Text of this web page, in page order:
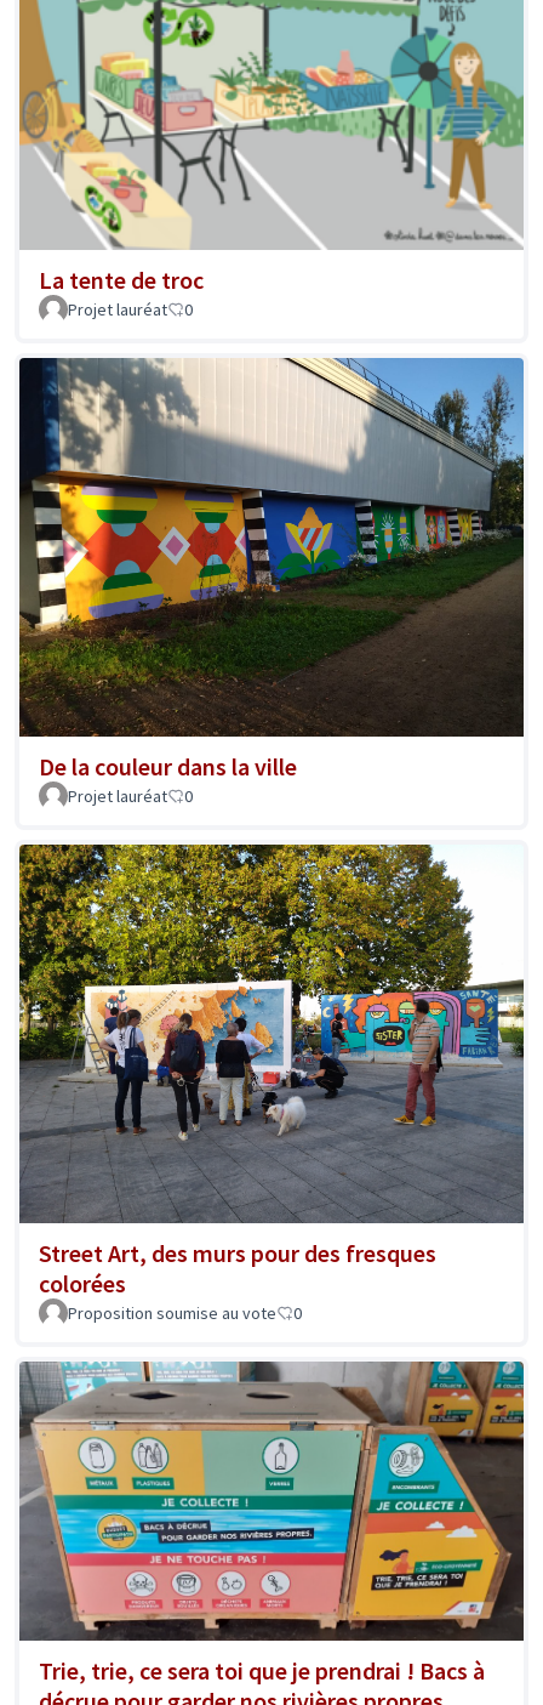
La tente de troc
Projet lauréat 0
De la couleur dans la ville
Projet lauréat 0
Street Art, des murs pour des fresques
colorées
Proposition soumise au vote 0
Trie, trie, ce sera toi que je prendrai ! Bacs à